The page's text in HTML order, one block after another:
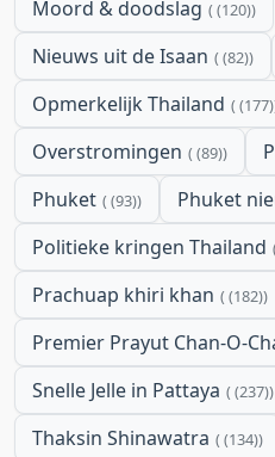
Moord & doodslag (120)
Nieuws uit de Isaan (82)
Opmerkelijk Thailand (177)
Overstromingen (89)
Phuket (93) Phuket
Politieke kringen Thailand
Prachuap khiri khan (182)
Premier Prayut Chan-O-
Snelle Jelle in Pattaya (237)
Thaksin Shinawatra (134)